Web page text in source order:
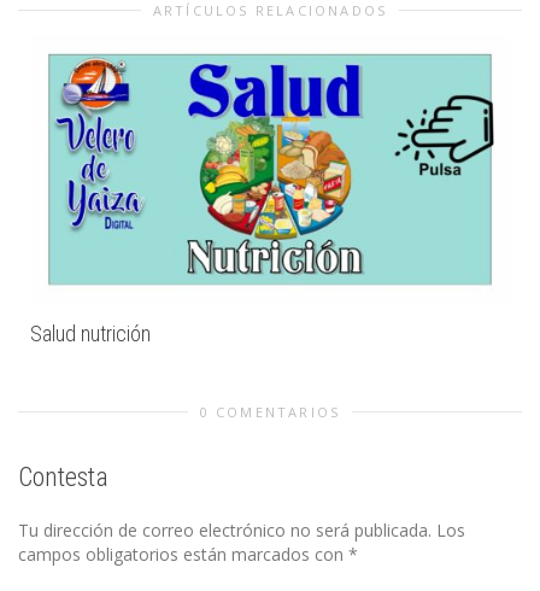
ARTÍCULOS RELACIONADOS
Salud nutrición
0 COMENTARIOS
Contesta
Tu dirección de correo electrónico no será publicada. Los
campos obligatorios están marcados con *